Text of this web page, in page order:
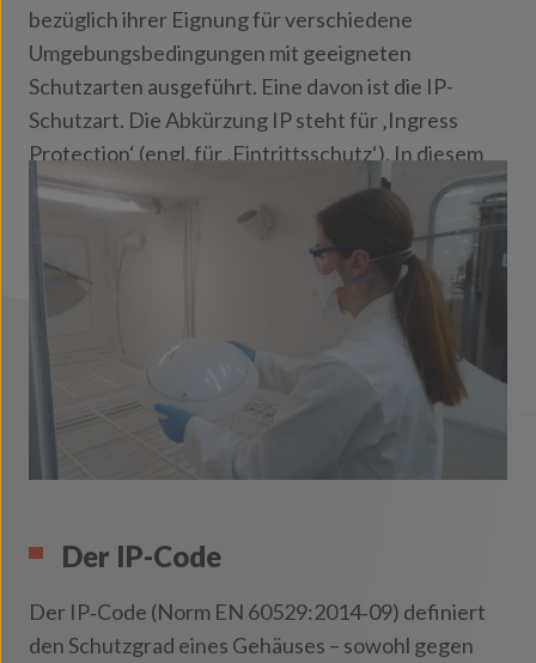
bezüglich ihrer Eignung für verschiedene
Umgebungsbedingungen mit geeigneten
Schutzarten ausgeführt. Eine davon ist die IP-
Schutzart. Die Abkürzung IP steht für ‚Ingress
Protection‘ (engl. für ‚Eintrittsschutz‘). In diesem
Beitrag erfahren Sie, wie wir unsere Leuchten
diesbezüglich testen.
Der IP-Code
Der IP‑Code (Norm EN 60529:2014‑09) definiert
den Schutzgrad eines Gehäuses – sowohl gegen